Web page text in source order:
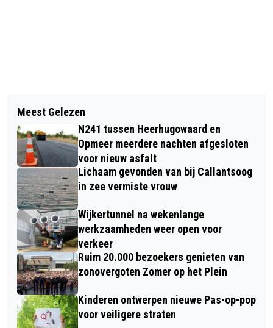
MUSEUM BROEKERVEILING
ORGANISEERT OPEN DAG VOOR
VRIJWILLIGERS
KOSTER EN GULIKERS GRIJPEN EK-
LIMIET BIJ GROET UIT SCHOORL RUN;
KENETH KIPROP WINT MIZUNO 10 KM
BIJ DE MANNEN
Meest Gelezen
N241 tussen Heerhugowaard en
Opmeer meerdere nachten afgesloten
voor nieuw asfalt
Lichaam gevonden van bij Callantsoog
in zee vermiste vrouw
Wijkertunnel na wekenlange
werkzaamheden weer open voor
verkeer
Ruim 20.000 bezoekers genieten van
zonovergoten Zomer op het Plein
Kinderen ontwerpen nieuwe Pas-op-pop
voor veiligere straten